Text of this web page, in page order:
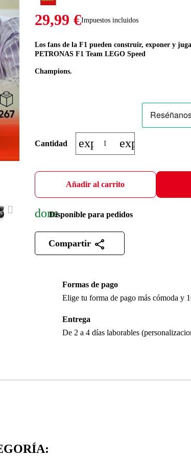
29,99 €Impuestos incluidos
Los fans de la F1 pueden construir, exponer y
PETRONAS F1 Team LEGO Speed
Champions.
Cantidad expand_moreexpand_less
Añadir al carrito
doneDisponible para pedidos
Compartir
Formas de pago
Elige tu forma de pago más cómoda y
Entrega
De 2 a 4 días laborables